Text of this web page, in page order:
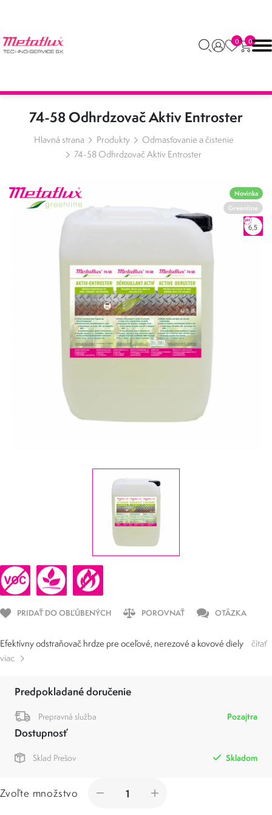
0 0
74-58 Odhrdzovač Aktiv Entroster
Hlavná strana Produkty
Odmasťovanie a čistenie
74-58 Odhrdzovač Aktiv Entroster
Novinka
Greenline
PRIDAŤ DO OBĽÚBENÝCH POROVNAŤ OTÁZKA
Efektívny odstraňovač hrdze pre oceľové, nerezové a kovové diely
čítať
viac
Predpokladané doručenie
Prepravná služba Pozajtra
Dostupnosť
Sklad Prešov Skladom
Zvoľte množstvo